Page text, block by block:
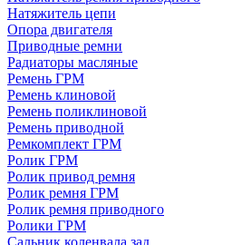
Натяжитель цепи
Опора двигателя
Приводные ремни
Радиаторы масляные
Ремень ГРМ
Ремень клиновой
Ремень поликлиновой
Ремень приводной
Ремкомплект ГРМ
Ролик ГРМ
Ролик привод ремня
Ролик ремня ГРМ
Ролик ремня приводного
Ролики ГРМ
Сальник коленвала зад